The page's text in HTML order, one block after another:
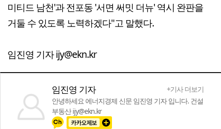
미티드 남천'과 전포동 '서면 써밋 더뉴' 역시 완판을
거둘 수 있도록 노력하겠다"고 말했다.
임진영 기자 ijy@ekn.kr
임진영 기자
+기사 더보기
안녕하세요 에너지경제 신문 임진영 기자 입니다. 건설
부동산 ijy@ekn.kr